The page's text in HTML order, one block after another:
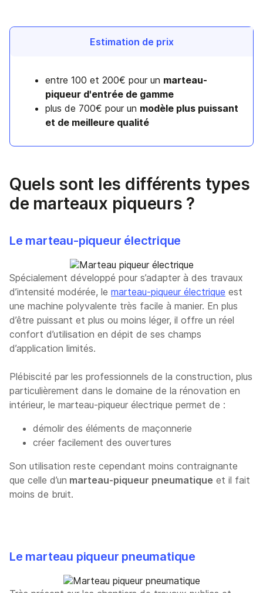
Estimation de prix
entre 100 et 200€ pour un marteau-
piqueur d'entrée de gamme
plus de 700€ pour un modèle plus puissant
et de meilleure qualité
Quels sont les différents types
de marteaux piqueurs ?
Le marteau-piqueur électrique
Spécialement développé pour s’adapter à des travaux
d’intensité modérée, le marteau-piqueur électrique est
une machine polyvalente très facile à manier. En plus
d’être puissant et plus ou moins léger, il offre un réel
confort d’utilisation en dépit de ses champs
d’application limités.
Plébiscité par les professionnels de la construction, plus
particulièrement dans le domaine de la rénovation en
intérieur, le marteau-piqueur électrique permet de :
démolir des éléments de maçonnerie
créer facilement des ouvertures
Son utilisation reste cependant moins contraignante
que celle d’un marteau-piqueur pneumatique et il fait
moins de bruit.
Le marteau piqueur pneumatique